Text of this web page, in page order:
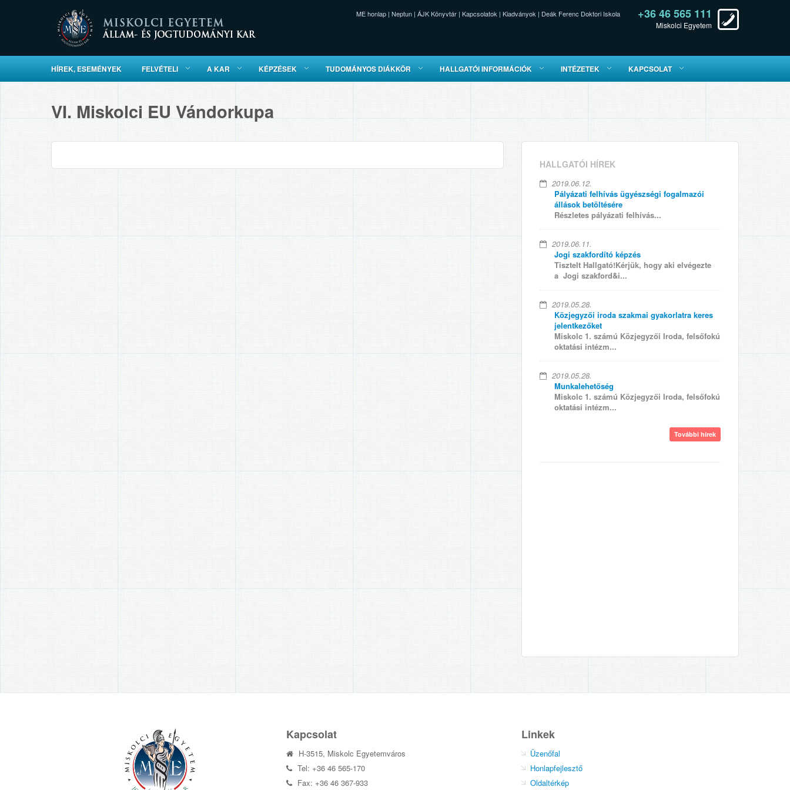
+36 46 565 111
Miskolci Egyetem
ME honlap | Neptun | ÁJK Könyvtár | Kapcsolatok | Kiadványok | Deák Ferenc Doktori Iskola
HÍREK, ESEMÉNYEK FELVÉTELI A KAR KÉPZÉSEK TUDOMÁNYOS DIÁKKÖR HALLGATÓI INFORMÁCIÓK INTÉZETEK KAPCSOLAT
VI. Miskolci EU Vándorkupa
HALLGATÓI HÍREK
2019.06.12.
Pályázati felhívás ügyészségi fogalmazói
állások betöltésére
Részletes pályázati felhívás...
2019.06.11.
Jogi szakfordító képzés
Tisztelt Hallgató!Kérjük, hogy aki elvégezte
a Jogi szakford&i...
2019.05.28.
Közjegyzői iroda szakmai gyakorlatra keres
jelentkezőket
Miskolc 1. számú Közjegyzői Iroda, felsőfokú
oktatási intézm...
2019.05.28.
Munkalehetőség
Miskolc 1. számú Közjegyzői Iroda, felsőfokú
oktatási intézm...
További hírek
Kapcsolat
H-3515, Miskolc Egyetemváros
Tel: +36 46 565-170
Fax: +36 46 367-933
Linkek
Üzenőfal
Honlapfejlesztő
Oldaltérkép